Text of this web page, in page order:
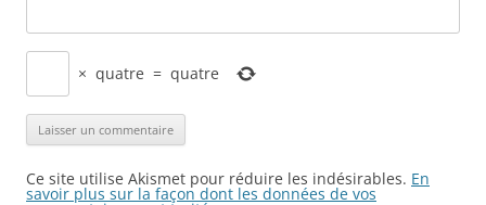
× quatre = quatre
Ce site utilise Akismet pour réduire les indésirables. En
savoir plus sur la façon dont les données de vos